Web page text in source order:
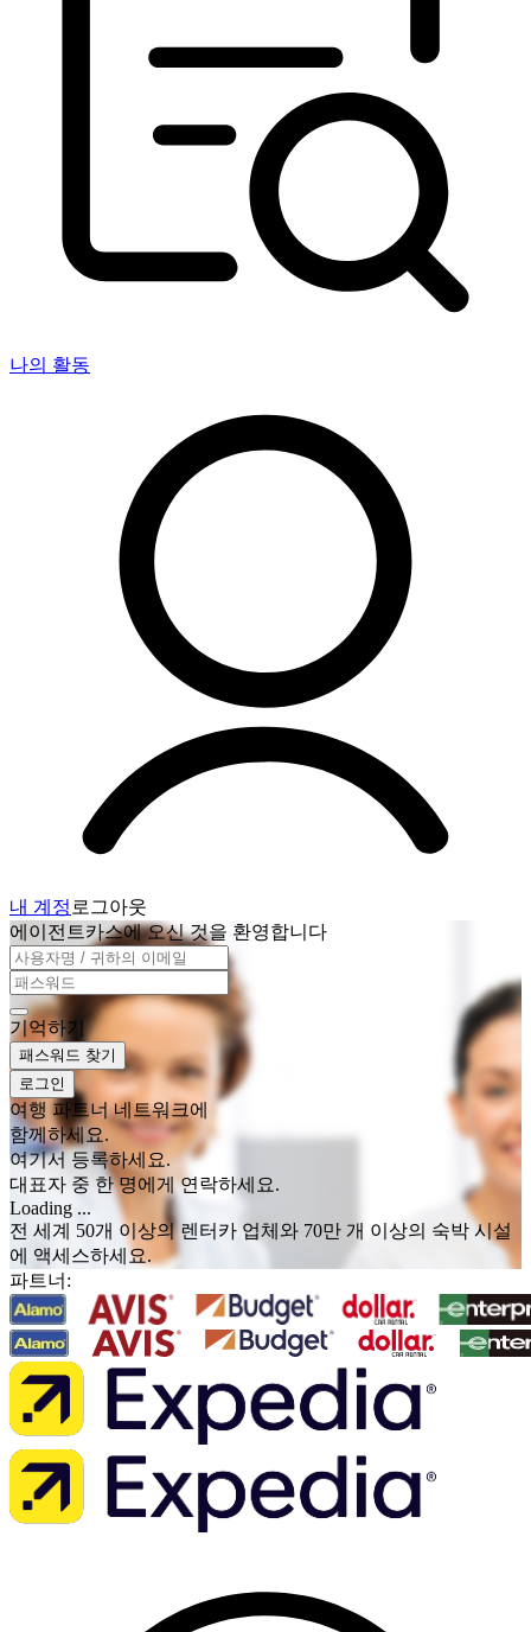
나의 활동
내 계정 로그아웃
에이전트카스에 오신 것을 환영합니다
기억하기
패스워드 찾기
로그인
여행 파트너 네트워크에
함께하세요.
여기서 등록하세요.
대표자 중 한 명에게 연락하세요.
Loading ...
전 세계 50개 이상의 렌터카 업체와 70만 개 이상의 숙박 시설
에 액세스하세요.
파트너: